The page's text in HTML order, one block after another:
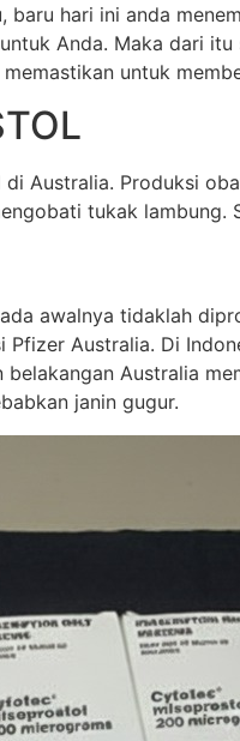
hari ini anda
Anda. Maka dari
untuk
Australia. Produksi
tukak lambung.
awalnya tidaklah
Australia. Di
Australia
janin gugur.